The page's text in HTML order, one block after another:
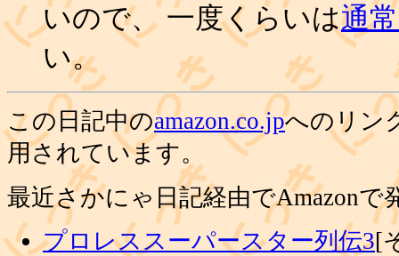
いので、 一度くらいは通
い。
この日記中のamazon.co.jpへのリン
用されています。
最近さかにゃ日記経由でAmazon
プロレススーパースター列伝3[